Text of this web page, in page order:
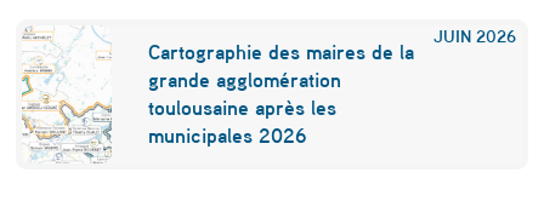
c
e
à
B
JUIN 2026
Cartographie des maires de la
grande agglomération
toulousaine après les
municipales 2026